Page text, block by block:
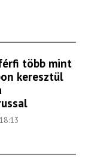
több mint
keresztül